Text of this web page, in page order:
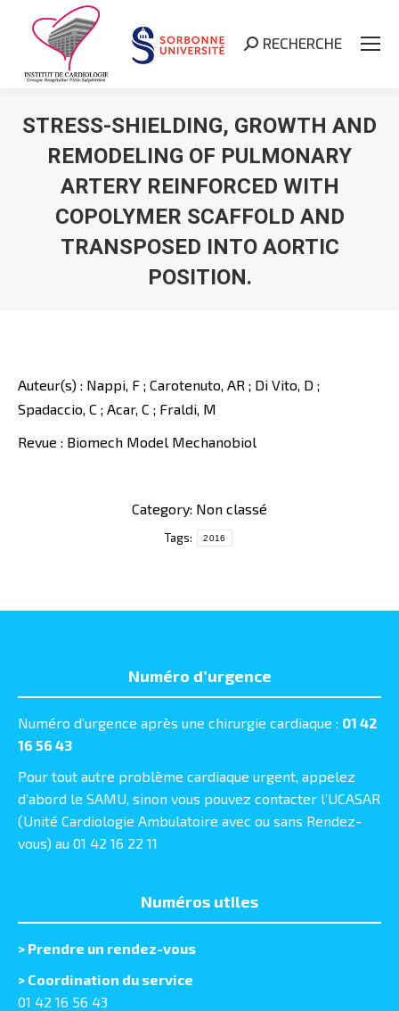
Search:
RECHERCHE
STRESS-SHIELDING, GROWTH AND
REMODELING OF PULMONARY
ARTERY REINFORCED WITH
COPOLYMER SCAFFOLD AND
TRANSPOSED INTO AORTIC
POSITION.
Auteur(s) : Nappi, F ; Carotenuto, AR ; Di Vito, D ;
Spadaccio, C ; Acar, C ; Fraldi, M
Revue : Biomech Model Mechanobiol
Category: Non classé
Tags: 2016
Numéro d’urgence
Numéro d’urgence après une chirurgie cardiaque : 01 42
16 56 43
Pour tout autre problème cardiaque urgent, appelez
d’abord le SAMU, sinon vous pouvez contacter l’UCASAR
(Unité Cardiologie Ambulatoire avec ou sans Rendez-
vous) au 01 42 16 22 11
Numéros utiles
> Prendre un rendez-vous
> Coordination du service
01 42 16 56 43